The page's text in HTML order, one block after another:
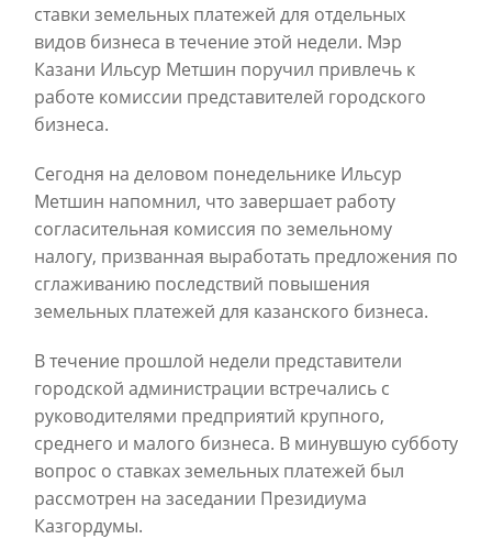
ставки земельных платежей для отдельных
видов бизнеса в течение этой недели. Мэр
Казани Ильсур Метшин поручил привлечь к
работе комиссии представителей городского
бизнеса.
Сегодня на деловом понедельнике Ильсур
Метшин напомнил, что завершает работу
согласительная комиссия по земельному
налогу, призванная выработать предложения по
сглаживанию последствий повышения
земельных платежей для казанского бизнеса.
В течение прошлой недели представители
городской администрации встречались с
руководителями предприятий крупного,
среднего и малого бизнеса. В минувшую субботу
вопрос о ставках земельных платежей был
рассмотрен на заседании Президиума
Казгордумы.